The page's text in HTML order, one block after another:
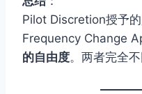
Pilot Discretion授予
Frequency Change
的自由度。两者完全